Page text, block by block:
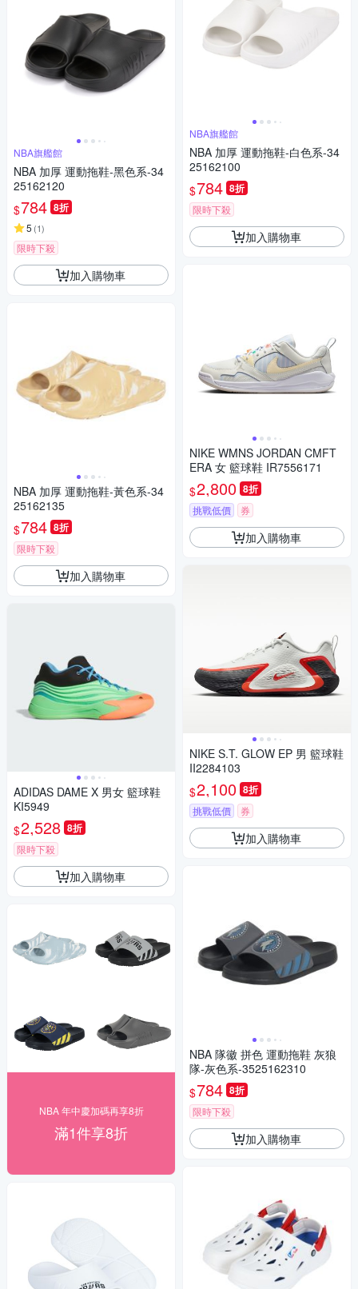
NBA旗艦館
NBA 加厚 運動拖鞋-黑色系-34
25162120
$784 8折
5 (1)
限時下殺
加入購物車
NBA 加厚 運動拖鞋-黃色系-34
25162135
$784 8折
限時下殺
加入購物車
ADIDAS DAME X 男女 籃球鞋
KI5949
$2,528 8折
限時下殺
加入購物車
NBA 年中慶加碼再享8折
滿1件享8折
NBA旗艦館
NBA 加厚 運動拖鞋-白色系-34
25162100
$784 8折
限時下殺
加入購物車
NIKE WMNS JORDAN CMFT
ERA 女 籃球鞋 IR7556171
$2,800 8折
挑戰低價 券
加入購物車
NIKE S.T. GLOW EP 男 籃球鞋
II2284103
$2,100 8折
挑戰低價 券
加入購物車
NBA 隊徽 拼色 運動拖鞋 灰狼
隊-灰色系-3525162310
$784 8折
限時下殺
加入購物車